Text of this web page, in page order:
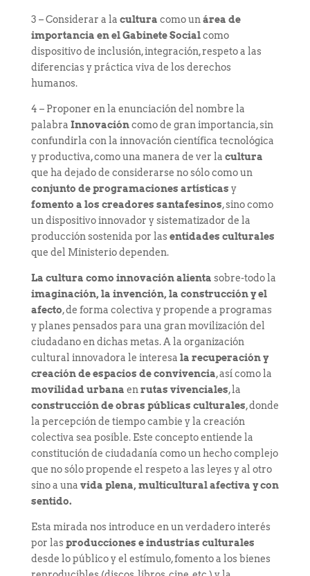
3 – Considerar a la cultura como un área de
importancia en el Gabinete Socialcomo
dispositivo de inclusión, integración, respeto a las
diferencias y práctica viva de los derechos
humanos.
4 – Proponer en la enunciación del nombre la
palabra Innovacióncomo de gran importancia, sin
confundirla con la innovación científica tecnológica
y productiva, como una manera de ver la cultura
que ha dejado de considerarse no sólo como un
conjunto de programaciones artísticas y
fomento a los creadores santafesinos, sino como
un dispositivo innovador y sistematizador de la
producción sostenida por lasentidades culturales
que del Ministerio dependen.
La cultura como innovación alienta sobre-todo la
imaginación, la invención, la construcción y el
afecto, de forma colectiva y propende a programas
y planes pensados para una gran movilización del
ciudadano en dichas metas. A la organización
cultural innovadora le interesa la recuperación y
creación de espacios de convivencia, así como la
movilidad urbana en rutas vivenciales, la
construcción de obras públicas culturales, donde
la percepción de tiempo cambie y la creación
colectiva sea posible. Este concepto entiende la
constitución de ciudadanía como un hecho complejo
que no sólo propende el respeto a las leyes y al otro
sino a una vida plena, multicultural afectiva y con
sentido.
Esta mirada nos introduce en un verdadero interés
por lasproducciones e industrias culturales
desde lo público y el estímulo, fomento a los bienes